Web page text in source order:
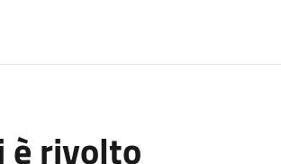
è rivolto